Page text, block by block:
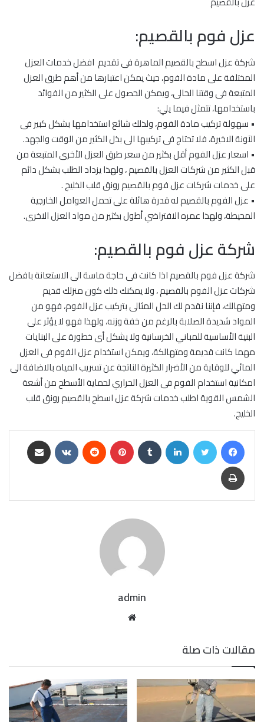
عزل فوم بالقصيم:
شركة عزل اسطح بالقصيم الماهرة فى تقديم افضل خدمات العزل
المختلفة على مادة الفوم، حيث يمكن اعتبارها من أهم طرق العزل
المتبعة فى وقتنا الحالى، ويمكن الحصول على الكثير من الفوائد
باستخدامها، تتمثل فيما يلي:
• سهولة تركيب مادة الفوم، ولذلك شائع استخدامها بشكل كبير فى
الآونة الاخيرة، فلا تحتاج فى تركيبها الى بذل الكثير من الوقت والجهد.
• اسعار عزل الفوم أقل بكثير من سعر طرق العزل الأخرى المتبعة من
قبل الكثير من شركات العزل بالقصيم ، ولهذا يزداد الطلب بشكل دائم
على خدمات شركات عزل فوم بالقصيم رونق قلب الخليج .
• عزل الفوم بالقصيم له قدرة هائلة على تحمل العوامل الخارجية
المحيطة، ولهذا عمره الافتراضي أطول بكثير من مواد العزل الاخرى.
شركة عزل فوم بالقصيم:
شركة عزل فوم بالقصيم اذا كانت فى حاجة ماسة الى الاستعانة بافضل
شركات عزل الفوم بالقصيم ، ولا يمكنك ذلك كون منزلك قديم
ومتهالك، فإننا نقدم لك الحل المثالى بتركيب عزل الفوم، فهو من
المواد شديدة الصلابة بالرغم من خفة وزنه، ولهذا فهو لا يؤثر على
البنية الأساسية للمباني الخرسانية ولا يشكل أى خطورة على البنايات
مهما كانت قديمة ومتهالكة، ويمكن استخدام عزل الفوم فى العزل
المائي للوقاية من الأضرار الكثيرة الناتجة عن تسريب المياه بالاضافة الى
امكانية استخدام الفوم فى العزل الحراري لحماية الأسطح من أشعة
الشمس القوية اطلب خدمات شركة عزل اسطح بالقصيم رونق قلب
الخليج.
فيسبوك تويتر لينكدإن بينتيريست
طباعة
admin
مقالات ذات صلة